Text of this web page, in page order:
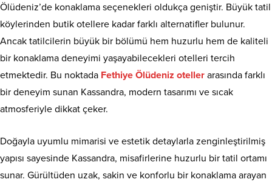
Ölüdeniz’de konaklama seçenekleri oldukça geniştir. Büyük tatil
köylerinden butik otellere kadar farklı alternatifler bulunur.
Ancak tatilcilerin büyük bir bölümü hem huzurlu hem de kaliteli
bir konaklama deneyimi yaşayabilecekleri otelleri tercih
etmektedir. Bu noktada Fethiye Ölüdeniz oteller arasında farklı
bir deneyim sunan Kassandra, modern tasarımı ve sıcak
atmosferiyle dikkat çeker.
Doğayla uyumlu mimarisi ve estetik detaylarla zenginleştirilmiş
yapısı sayesinde Kassandra, misafirlerine huzurlu bir tatil ortamı
sunar. Gürültüden uzak, sakin ve konforlu bir konaklama arayan